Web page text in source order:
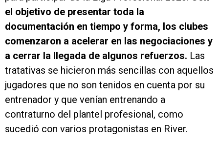
el objetivo de presentar toda la
documentación en tiempo y forma, los clubes
comenzaron a acelerar en las negociaciones y
a cerrar la llegada de algunos refuerzos. Las
tratativas se hicieron más sencillas con aquellos
jugadores que no son tenidos en cuenta por su
entrenador y que venían entrenando a
contraturno del plantel profesional, como
sucedió con varios protagonistas en River.